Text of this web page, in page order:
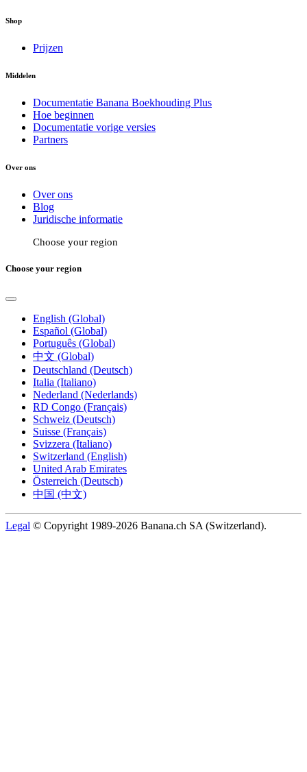
Shop
Prijzen
Middelen
Documentatie Banana Boekhouding Plus
Hoe beginnen
Documentatie vorige versies
Partners
Over ons
Over ons
Blog
Juridische informatie
Choose your region
Choose your region
English (Global)
Español (Global)
Português (Global)
中文 (Global)
Deutschland (Deutsch)
Italia (Italiano)
Nederland (Nederlands)
RD Congo (Français)
Schweiz (Deutsch)
Suisse (Français)
Svizzera (Italiano)
Switzerland (English)
United Arab Emirates
Österreich (Deutsch)
中国 (中文)
Legal © Copyright 1989-2026 Banana.ch SA (Switzerland).